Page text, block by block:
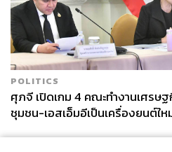
POLITICS
ศุภจี เปิดเกม 4 คณะทำงานเศรษ
ชุมชน-เอสเอ็มอีเป็นเครื่องยนต์ให